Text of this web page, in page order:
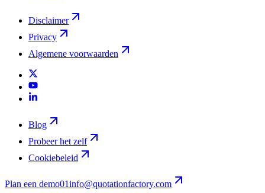
Disclaimer
Privacy
Algemene voorwaarden
Blog
Probeer het zelf
Cookiebeleid
Plan een demo01info@quotationfactory.com